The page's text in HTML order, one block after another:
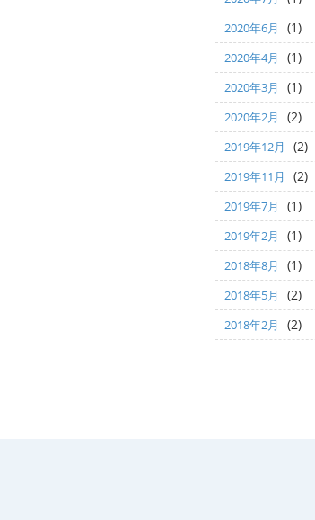
2020年6月 (1)
2020年4月 (1)
2020年3月 (1)
2020年2月 (2)
2019年12月 (2)
2019年11月 (2)
2019年7月 (1)
2019年2月 (1)
2018年8月 (1)
2018年5月 (2)
2018年2月 (2)